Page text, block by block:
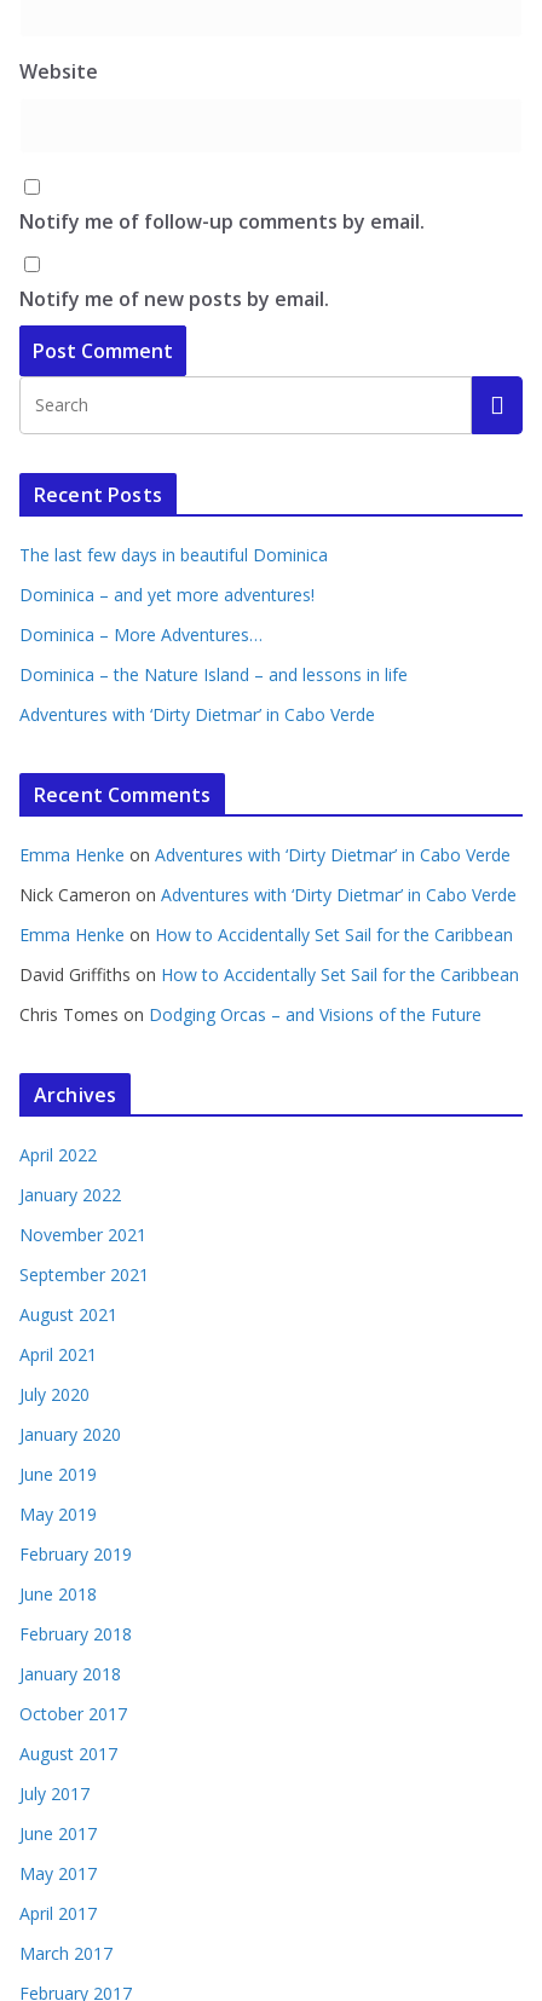
Website
Notify me of follow-up comments by email.
Notify me of new posts by email.
Recent Posts
The last few days in beautiful Dominica
Dominica – and yet more adventures!
Dominica – More Adventures…
Dominica – the Nature Island – and lessons in life
Adventures with ‘Dirty Dietmar’ in Cabo Verde
Recent Comments
Emma Henke on Adventures with ‘Dirty Dietmar’ in Cabo Verde
Nick Cameron on Adventures with ‘Dirty Dietmar’ in Cabo Verde
Emma Henke on How to Accidentally Set Sail for the Caribbean
David Griffiths on How to Accidentally Set Sail for the Caribbean
Chris Tomes on Dodging Orcas – and Visions of the Future
Archives
April 2022
January 2022
November 2021
September 2021
August 2021
April 2021
July 2020
January 2020
June 2019
May 2019
February 2019
June 2018
February 2018
January 2018
October 2017
August 2017
July 2017
June 2017
May 2017
April 2017
March 2017
February 2017